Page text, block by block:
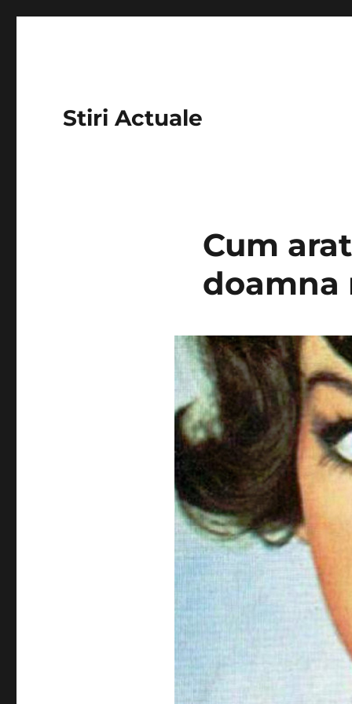
Stiri Actuale
Cum
doamna